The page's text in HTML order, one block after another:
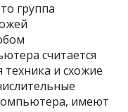
группа
считается
и схожие
имеют